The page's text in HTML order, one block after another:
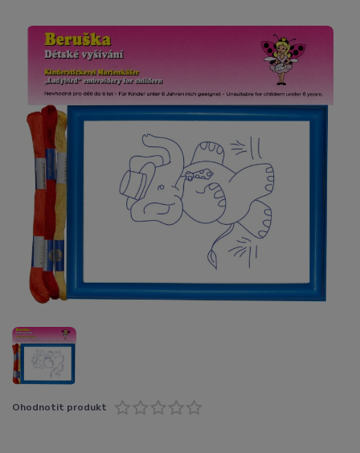
Ohodnotit produkt